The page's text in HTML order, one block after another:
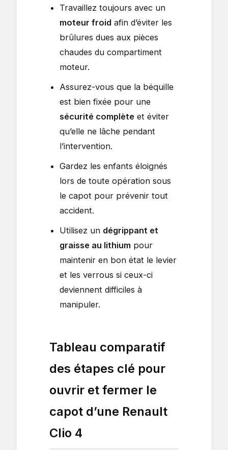
Travaillez toujours avec un
moteur froid afin d’éviter les
brûlures dues aux pièces
chaudes du compartiment
moteur.
Assurez-vous que la béquille
est bien fixée pour une
sécurité complète et éviter
qu’elle ne lâche pendant
l’intervention.
Gardez les enfants éloignés
lors de toute opération sous
le capot pour prévenir tout
accident.
Utilisez un dégrippant et
graisse au lithium pour
maintenir en bon état le levier
et les verrous si ceux-ci
deviennent difficiles à
manipuler.
Tableau comparatif
des étapes clé pour
ouvrir et fermer le
capot d’une Renault
Clio 4